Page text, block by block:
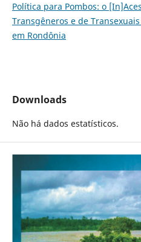
Política para Pombos: o
Transgêneros e de
em Rondônia
Downloads
Não há dados estatísticos.